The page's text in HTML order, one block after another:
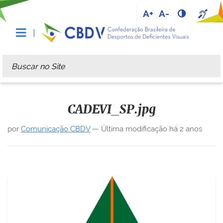
A+ A-
Busca
Busca Avançada…
CADEVI_SP.jpg
por Comunicação CBDV— Última modificação há 2 anos